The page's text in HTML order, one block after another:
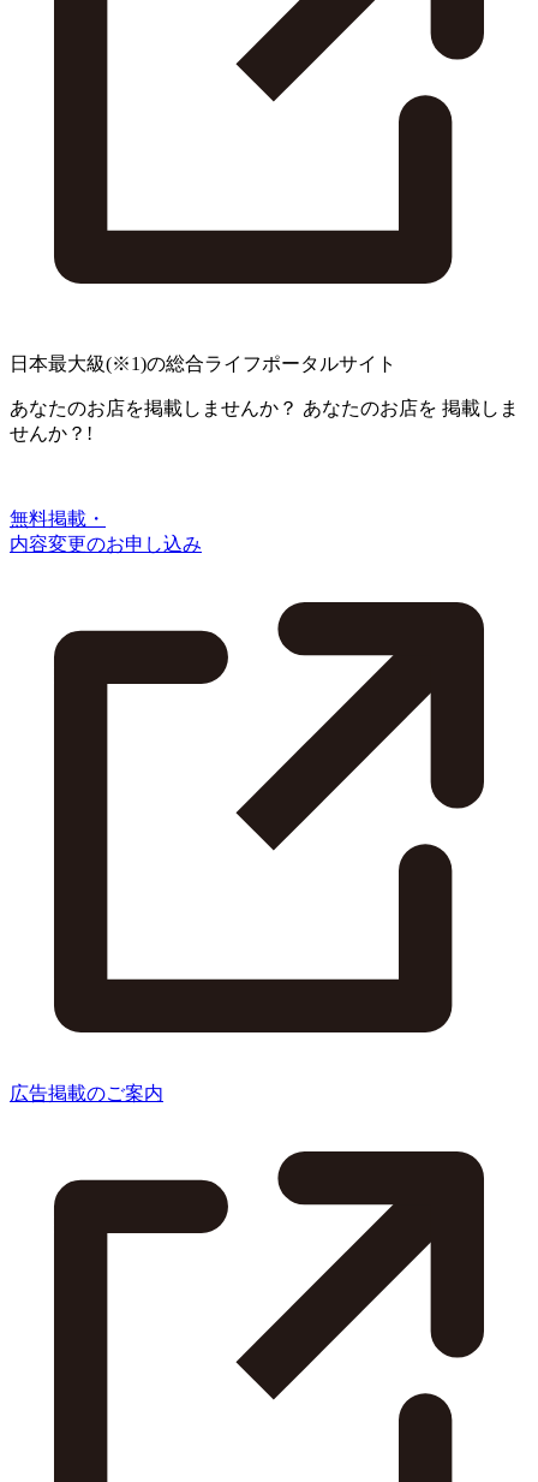
日本最大級(※1)の総合ライフポータルサイト
あなたのお店を掲載しませんか？ あなたのお店を 掲載しま
せんか？!
無料掲載・
内容変更のお申し込み
広告掲載のご案内